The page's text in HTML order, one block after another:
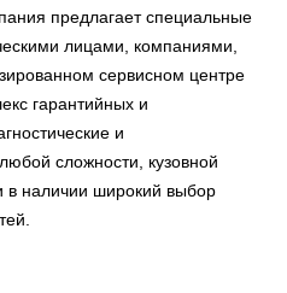
предлагает специальные
лицами, компаниями,
сервисном центре
гарантийных и
и
сложности, кузовной
в наличии широкий выбор